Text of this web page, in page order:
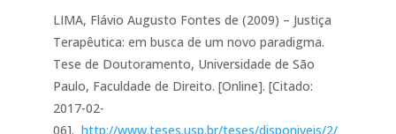
LIMA, Flávio Augusto Fontes de (2009) – Justiça
Terapêutica: em busca de um novo paradigma.
Tese de Doutoramento, Universidade de São
Paulo, Faculdade de Direito. [Online]. [Citado:
2017-02-
06]. http://www.teses.usp.br/teses/disponiveis/2/